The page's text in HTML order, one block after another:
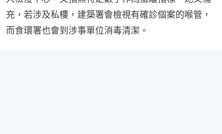
充，若涉及私樓，建築署會檢視有確診個案的喉管，
而食環署也會到涉事單位消毒清潔。